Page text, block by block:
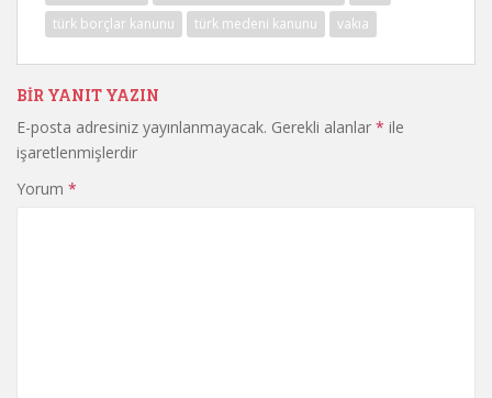
türk borçlar kanunu
türk medeni kanunu vakıa
BIR YANIT YAZIN
E-posta adresiniz yayınlanmayacak. Gerekli alanlar * ile
işaretlenmişlerdir
Yorum *